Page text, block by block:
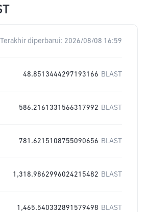
Terakhir diperbarui: 2026/08/08 16:59
48.8513444297193166 BLAST
586.2161331566317992 BLAST
781.6215108755090656 BLAST
1,318.9862996024215482 BLAST
1,465.540332891579498 BLAST